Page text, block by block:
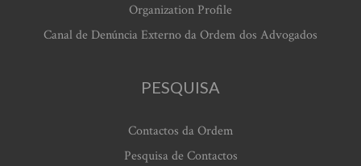
Organization Profile
Canal de Denúncia Externo da Ordem dos Advogados
PESQUISA
Contactos da Ordem
Pesquisa de Contactos